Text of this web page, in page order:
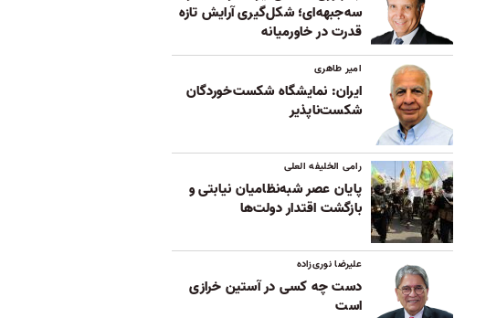
سه‌جبهه‌ای؛ شکل‌گیری آرایش تازه
قدرت در خاورمیانه
امیر طاهری
ایران: نمایشگاه شکست‌خوردگان
شکست‌ناپذیر
رامی الخلیفه العلی
پایان عصر شبه‌نظامیان نیابتی و
بازگشت اقتدار دولت‌ها
علیرضا نوری‌زاده
دست چه کسی در آستین خرازی
است